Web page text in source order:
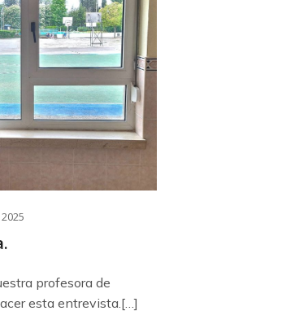
profesora de
esta entrevista.[…]